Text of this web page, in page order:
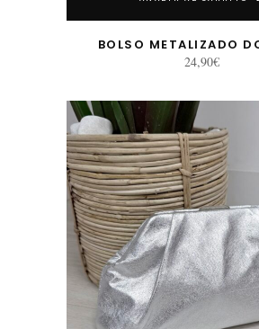
BOLSO METALIZADO
24,90€